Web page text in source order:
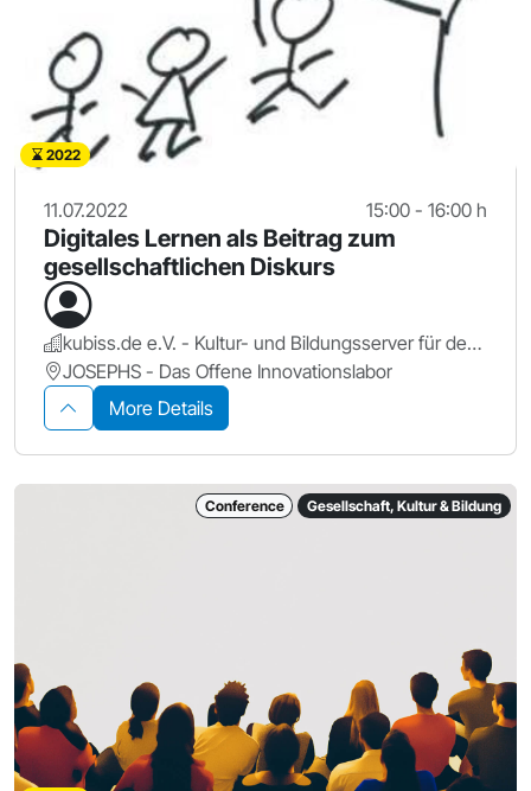
2022
11.07.2022 15:00 - 16:00 h
Digitales Lernen als Beitrag zum
gesellschaftlichen Diskurs
kubiss.de e.V. - Kultur- und Bildungsserver für den Großraum Nürnberg
JOSEPHS - Das Offene Innovationslabor
More Details
Conference Gesellschaft, Kultur & Bildung